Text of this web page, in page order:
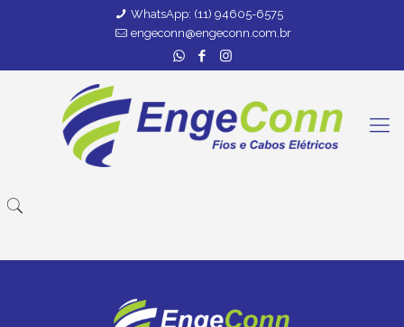
WhatsApp: (11) 94605-6575
engeconn@engeconn.com.br